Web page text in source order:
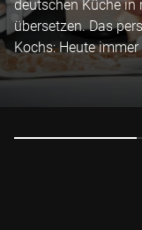
übersetzen. Das
Kochs: Heute
entwickelt er nicht
ständig weiter,
Equipment laufend.